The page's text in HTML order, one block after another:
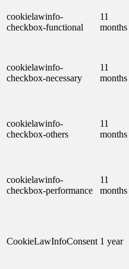
cookielawinfo-
checkbox-functional
11
months
cookielawinfo-
checkbox-necessary
11
months
cookielawinfo-
checkbox-others
11
months
cookielawinfo-
checkbox-performance
11
months
CookieLawInfoConsent 1 year